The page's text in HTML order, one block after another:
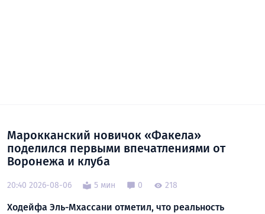
Марокканский новичок «Факела»
поделился первыми впечатлениями от
Воронежа и клуба
20:40 2026-08-06 5 мин 0 218
Ходейфа Эль-Мхассани отметил, что реальность